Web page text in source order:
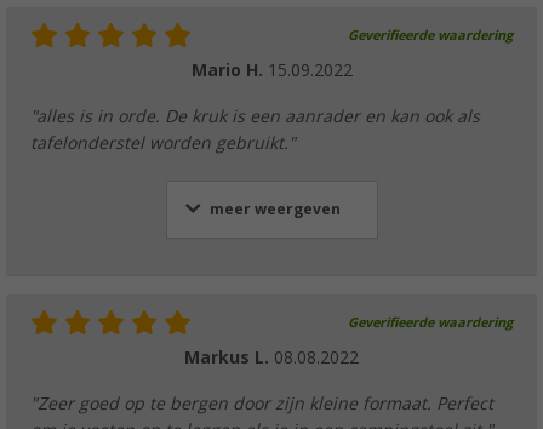
Geverifieerde waardering
Mario H. 15.09.2022
"alles is in orde. De kruk is een aanrader en kan ook als
tafelonderstel worden gebruikt."
meer weergeven
Geverifieerde waardering
Markus L. 08.08.2022
"Zeer goed op te bergen door zijn kleine formaat. Perfect